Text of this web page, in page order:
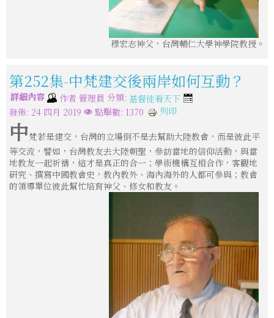
穆宏志神父，台灣輔仁大學神學院教授。
第252集-中梵建交後兩岸如何互動？
詳細內容 作者 管理員 分類: 基督徒看天下
發佈: 24 四月 2019
點擊數: 1370 列印
中梵若是建交，台灣的立場倒不是去幫助大陸教會，而是彼此平
等交流，譬如，台灣教友去大陸朝聖，參訪當地的信仰活動，與當
地教友一起祈禱，這才是真正的合一；學術機構互相合作，客觀地
研究、撰寫中國教會史，教內教外、海內海外的人都可參與；教會
的領導單位彼此幫忙培育神父、修女和教友。